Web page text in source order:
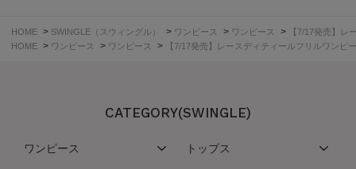
HOME > SWINGLE（スウィングル） > ワンピース > ワンピース >
【7/17発売】レ
HOME > ワンピース > ワンピース > 【7/17発売】レースディティールフリルワンピ
CATEGORY(SWINGLE)
ワンピース トップス